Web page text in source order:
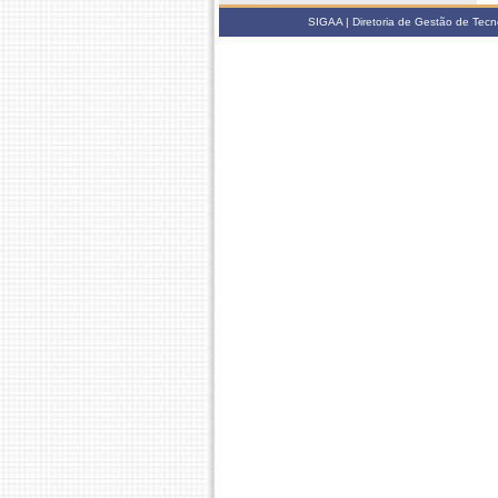
SIGAA | Diretoria de Gestão de